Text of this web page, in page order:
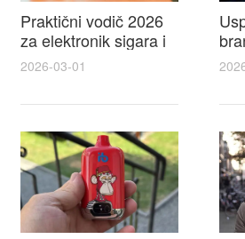
Praktični vodič 2026
za elektronik sigara i
mtm e cigarete s
recenzijama i
2026-03-01
za
i